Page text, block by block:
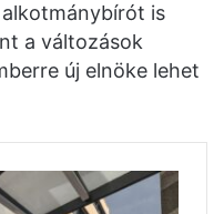
is
a változások
új elnöke lehet